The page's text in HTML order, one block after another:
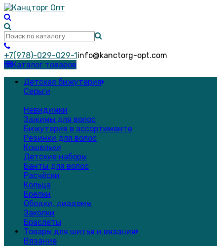
+7(978)-029-029-1info@kanctorg-opt.com
Каталог товаров
Детская бижутерия
Серьги
Невидимки
Зажимы для волос
Бижутерия в ассортименте
Резинки для волос
Кошельки
Детские наборы
Банты для волос
Расчёски
Кольца
Брелки
Ободки, диадемы
Заколки
Браслеты
Товары для шитья и вязания
Вязание